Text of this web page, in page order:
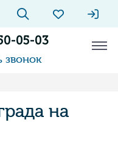
05-03
звонок
на